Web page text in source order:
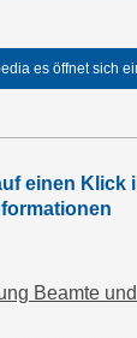
es öffnet sich
einen Klick
Beamte